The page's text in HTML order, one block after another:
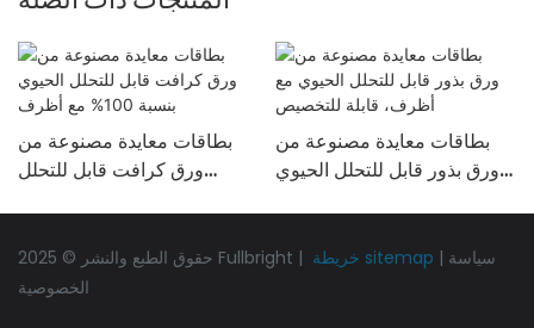
بطاقات معايدة مصنوعة من
ورق كرافت قابل للتحلل
بطاقات معايدة مصنوعة من
ورق بذور قابل للتحلل الحيوي
حقوق الطبع والنشر © 2025 Fullbright | خريطة sitemap | سياسة
الخصوصية